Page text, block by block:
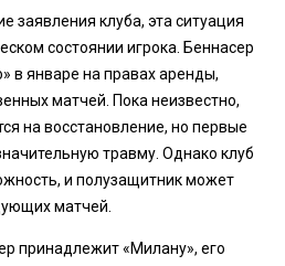
заявления клуба, эта ситуация
состоянии игрока. Беннасер
в январе на правах аренды,
матчей. Пока неизвестно,
на восстановление, но первые
травму. Однако клуб
и полузащитник может
матчей.
принадлежит «Милану», его